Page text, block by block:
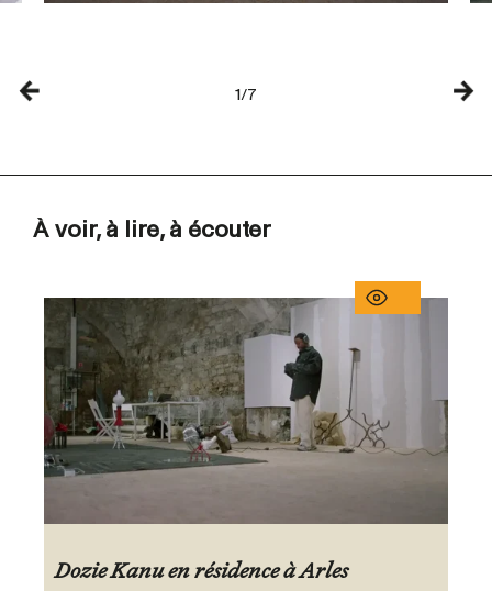
1/7
À voir, à lire, à écouter
Dozie Kanu en résidence à Arles